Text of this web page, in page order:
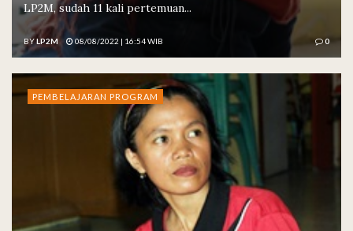
LP2M, sudah 11 kali pertemuan...
BYLP2M 08/08/2022 | 16:54 WIB 0
PEMBELAJARAN PROGRAM